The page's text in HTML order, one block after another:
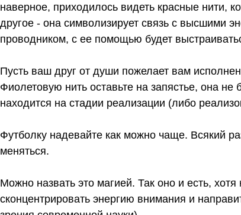
наверное, приходилось видеть красные нити,
другое - она символизирует связь с высшими
проводником, с ее помощью будет
Пусть ваш друг от души пожелает вам
Фиолетовую нить оставьте на запястье, она
находится на стадии реализации (либо
Футболку надевайте как можно чаще. Всякий
меняться.
Можно назвать это магией. Так оно и есть,
сконцентрировать энергию внимания и